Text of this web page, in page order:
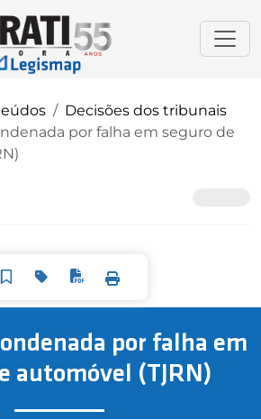
Decisões dos tribunais
por falha em seguro de
por falha em
automóvel (TJRN)